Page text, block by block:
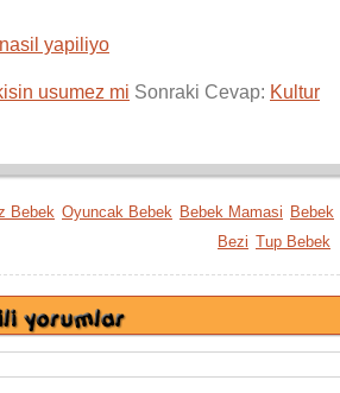
yapiliyo
usumez mi Sonraki Cevap: Kultur
Bebek Oyuncak Bebek Bebek Mamasi Bebek
Bezi Tup Bebek